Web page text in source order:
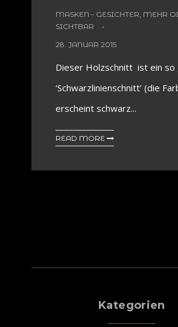
MASKEN - GESICHTER, MEHR
SICHTBAR
28. JANUAR 2015
Dieser Holzschnitt ist ein so
‘Schwarzlinienschnitt’ (die
erscheint schwarz...
READ MORE
Kategorien